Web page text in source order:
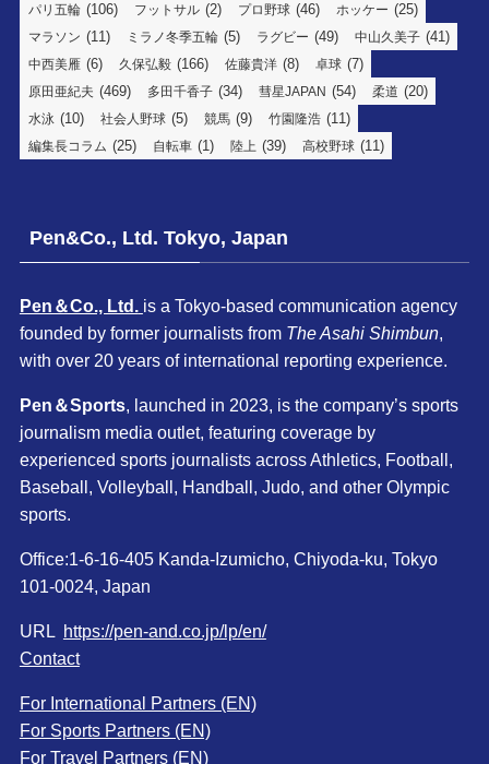
パリ五輪 (106) フットサル (2) プロ野球 (46) ホッケー (25)
マラソン (11) ミラノ冬季五輪 (5) ラグビー (49) 中山久美子 (41)
中西美雁 (6) 久保弘毅 (166) 佐藤貴洋 (8) 卓球 (7)
原田亜紀夫 (469) 多田千香子 (34) 彗星JAPAN (54) 柔道 (20)
水泳 (10) 社会人野球 (5) 競馬 (9) 竹園隆浩 (11)
編集長コラム (25) 自転車 (1) 陸上 (39) 高校野球 (11)
Pen&Co., Ltd. Tokyo, Japan
Pen＆Co., Ltd. is a Tokyo-based communication agency
founded by former journalists from The Asahi Shimbun,
with over 20 years of international reporting experience.
Pen＆Sports, launched in 2023, is the company’s sports
journalism media outlet, featuring coverage by
experienced sports journalists across Athletics, Football,
Baseball, Volleyball, Handball, Judo, and other Olympic
sports.
Office:1-6-16-405 Kanda-Izumicho, Chiyoda-ku, Tokyo
101-0024, Japan
URL https://pen-and.co.jp/lp/en/
Contact
For International Partners (EN)
For Sports Partners (EN)
For Travel Partners (EN)